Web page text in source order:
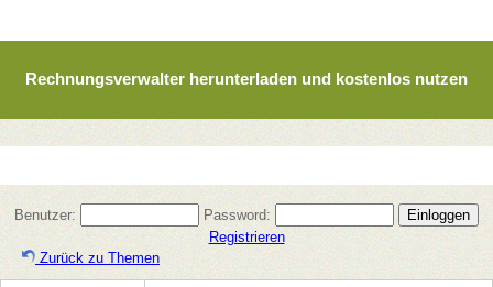
Rechnungsverwalter herunterladen und kostenlos nutzen
Benutzer:
Password:
Registrieren
Zurück zu Themen